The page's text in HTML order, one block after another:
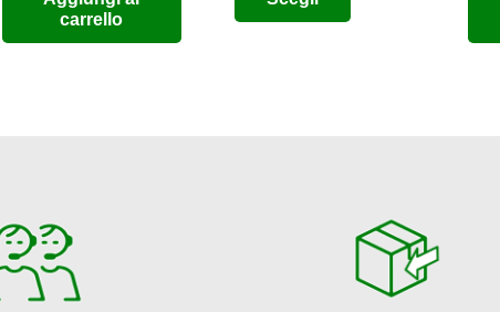
era:
carrello
essere
scelte
nella